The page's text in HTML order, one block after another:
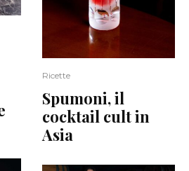
Ricette
Spumoni, il
cocktail cult in
Asia